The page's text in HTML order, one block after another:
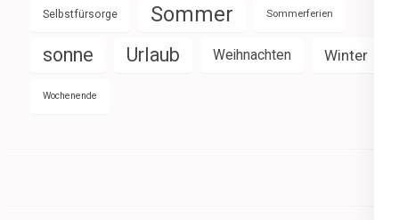
Selbstfürsorge Sommer Sommerferien
sonne Urlaub Weihnachten Winter
Wochenende